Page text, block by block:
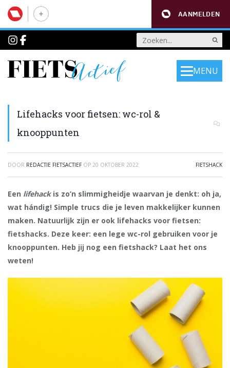
AANMELDEN
MENU
Lifehacks voor fietsen: wc-rol &
knooppunten
DOOR REDACTIE FIETSACTIEF OP 20 OKTOBER 2022 FIETSHACK
Een lifehackis zo’n slimmigheidje waarvan je denkt: oh ja,
wat hándig! Simple trucs die je leven makkelijker kunnen
maken. Natuurlijk zijn er ook lifehacks voor fietsen:
fietshacks. Deze keer: een lege wc-rol gebruiken voor je
knooppunten. Heb jij nog een fietshack? Laat het ons
weten!